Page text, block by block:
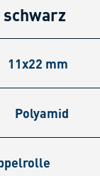
11x22 mm
Polyamid